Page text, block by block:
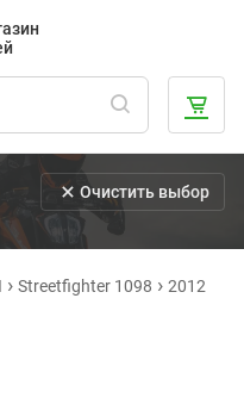
Очистить выбор
Streetfighter 1098
2012